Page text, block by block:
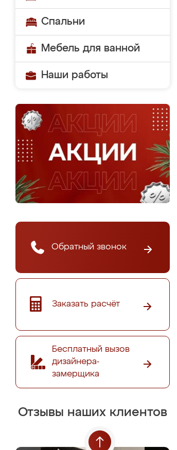
Спальни
Мебель для ванной
Наши работы
Обратный звонок
Заказать расчёт
Бесплатный вызов
дизайнера-
замерщика
Отзывы наших клиентов